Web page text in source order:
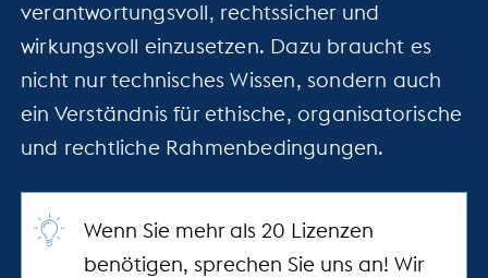
verantwortungsvoll, rechtssicher und
wirkungsvoll einzusetzen. Dazu braucht es
nicht nur technisches Wissen, sondern auch
ein Verständnis für ethische, organisatorische
und rechtliche Rahmenbedingungen.
Wenn Sie mehr als 20 Lizenzen
benötigen, sprechen Sie uns an! Wir